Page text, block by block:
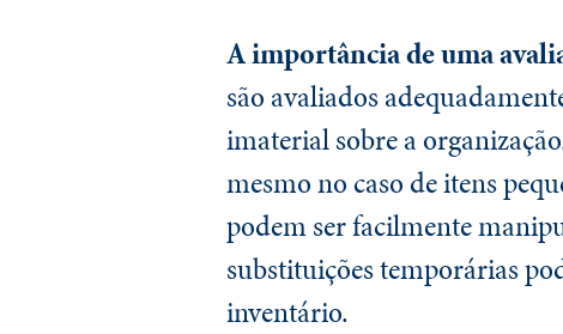
A importância de uma
são avaliados
imaterial sobre a
mesmo no caso de itens
podem ser facilmente
substituições temporárias
inventário.